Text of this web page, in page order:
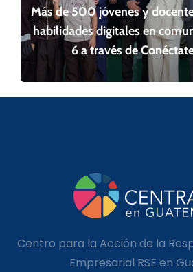
Más de 500 jóvenes y
habilidades digitales en
6 a través de
Centro para la Acción de la
Empresarial RSE en